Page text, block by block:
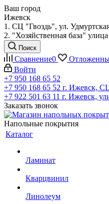
Ваш город
Ижевск
1. СЦ "Гвоздь", ул.
2. "Хозяйственная база"
Поиск
Сравнение0
Войти
+7 950 168 65 52
+7 950 168 65 52 г. Ижевск,
+7 922 501 63 11 г. Ижевск,
Заказать звонок
Напольные покрытия
Каталог
Ламинат
Кварцвинил
Линолеум